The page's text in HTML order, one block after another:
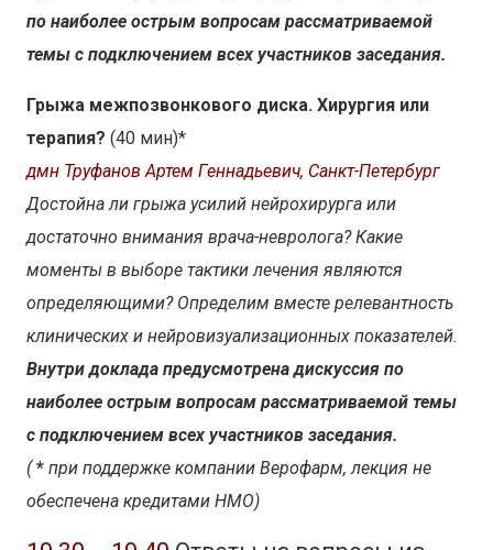
по наиболее острым вопросам рассматриваемой
темы с подключением всех участников заседания.
Грыжа межпозвонкового диска. Хирургия или
терапия? (40 мин)*
дмн Труфанов Артем Геннадьевич, Санкт-Петербург
Достойна ли грыжа усилий нейрохирурга или
достаточно внимания врача-невролога? Какие
моменты в выборе тактики лечения являются
определяющими? Определим вместе релевантность
клинических и нейровизуализационных показателей.
Внутри доклада предусмотрена дискуссия по
наиболее острым вопросам рассматриваемой темы
с подключением всех участников заседания.
( * при поддержке компании Верофарм, лекция не
обеспечена кредитами НМО)